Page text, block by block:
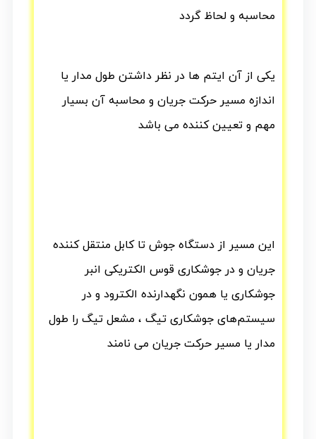
محاسبه و لحاظ گردد
یکی از آن ایتم ها در نظر داشتن طول مدار یا
اندازه مسیر حرکت جریان و محاسبه آن بسیار
مهم و تعیین کننده می باشد
این مسیر از دستگاه جوش تا کابل منتقل کننده
جریان و در جوشکاری قوس الکتریکی انبر
جوشکاری یا همون نگهدارنده الکترود و در
سیستم‌های جوشکاری تیگ ، مشعل تیگ را طول
مدار یا مسیر حرکت جریان می نامند